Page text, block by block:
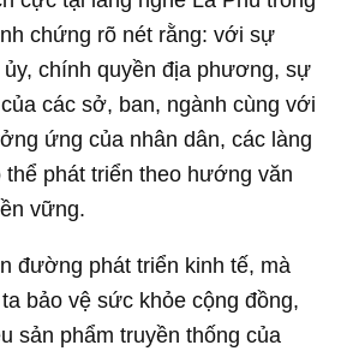
chứng rõ nét rằng: với sự
chính quyền địa phương, sự
các sở, ban, ngành cùng với
ứng của nhân dân, các làng
thể phát triển theo hướng văn
vững.
đường phát triển kinh tế, mà
bảo vệ sức khỏe cộng đồng,
sản phẩm truyền thống của